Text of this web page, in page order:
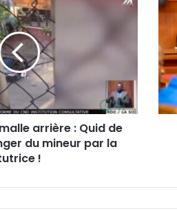
arrière : Quid de
du mineur par la
!
:
la